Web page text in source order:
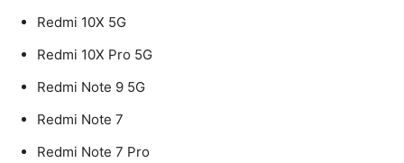
Redmi 10X 5G
Redmi 10X Pro 5G
Redmi Note 9 5G
Redmi Note 7
Redmi Note 7 Pro